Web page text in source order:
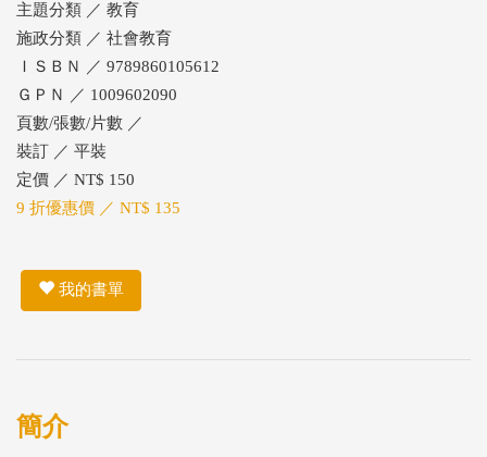
主題分類 ／ 教育
施政分類 ／ 社會教育
ＩＳＢＮ ／ 9789860105612
ＧＰＮ ／ 1009602090
頁數/張數/片數 ／
裝訂 ／ 平裝
定價 ／ NT$ 150
9 折優惠價 ／ NT$ 135
我的書單
簡介